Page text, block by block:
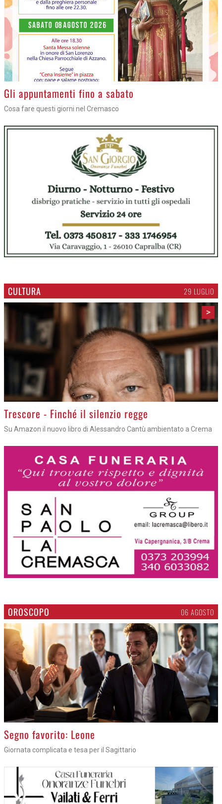
Gli appuntamenti fino a sabato
Cosa fare questi giorni nel Cremasco
CULTURA 29 LUGLIO
>
Trescore - Finché il silenzio regge
Su Amazon il nuovo libro di Alessandro Cantù ambientato a Crema
OROSCOPO 06 AGOSTO
>
Segno favorito: Leone
Giornata complicata e tesa per il Sagittario